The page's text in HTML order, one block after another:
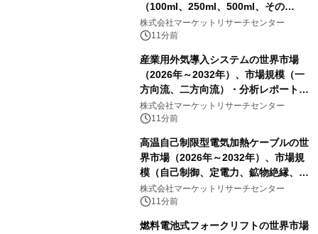
（100ml、250ml、500ml、その
他）・分析レポートを発表
株式会社マーケットリサーチセンター
11分前
産業用外気導入システムの世界市場
（2026年～2032年）、市場規模（一
方向流、二方向流）・分析レポートを
発表
株式会社マーケットリサーチセンター
11分前
高温自己制限型電気加熱ケーブルの世
界市場（2026年～2032年）、市場規
模（自己制御、定電力、鉱物絶縁、表
皮効果）・分析レポートを発表
株式会社マーケットリサーチセンター
11分前
燃料電池式フォークリフトの世界市場